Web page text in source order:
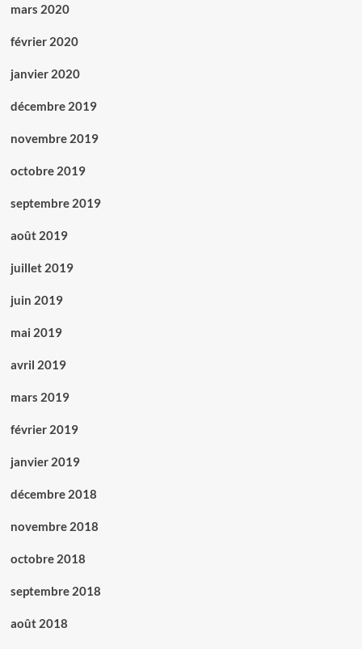
mars 2020
février 2020
janvier 2020
décembre 2019
novembre 2019
octobre 2019
septembre 2019
août 2019
juillet 2019
juin 2019
mai 2019
avril 2019
mars 2019
février 2019
janvier 2019
décembre 2018
novembre 2018
octobre 2018
septembre 2018
août 2018